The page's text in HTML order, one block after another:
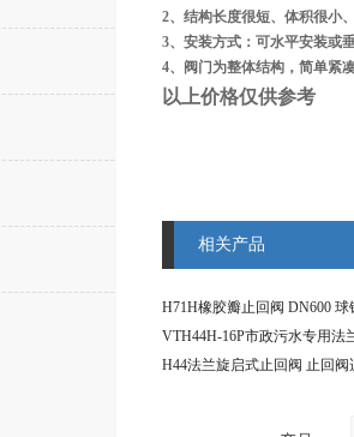
2、结构长度很短、体积很小
3、安装方式：可水平安装或
4、阀门为整体结构，简单紧
以上价格仅供参考
相关产品
H71H橡胶瓣止回阀 DN600 球